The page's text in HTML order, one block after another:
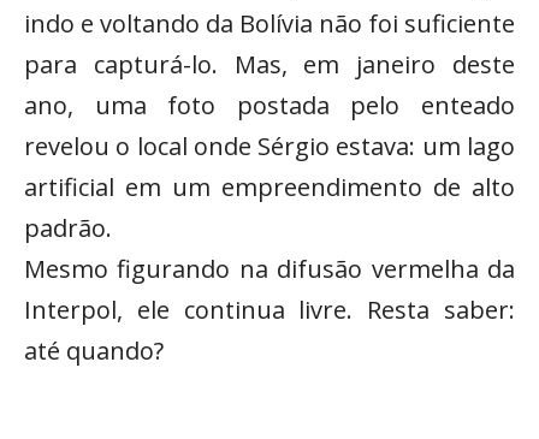
indo e voltando da Bolívia não foi suficiente
para capturá-lo. Mas, em janeiro deste
ano, uma foto postada pelo enteado
revelou o local onde Sérgio estava: um lago
artificial em um empreendimento de alto
padrão.
Mesmo figurando na difusão vermelha da
Interpol, ele continua livre. Resta saber:
até quando?